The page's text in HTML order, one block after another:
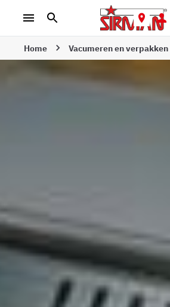
Home Vacumeren en verpakken